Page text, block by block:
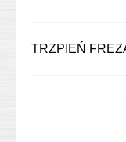
TRZPIEŃ